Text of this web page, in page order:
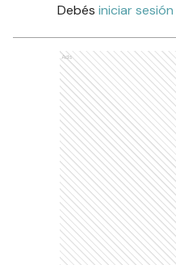
Debés iniciar sesión
Ads